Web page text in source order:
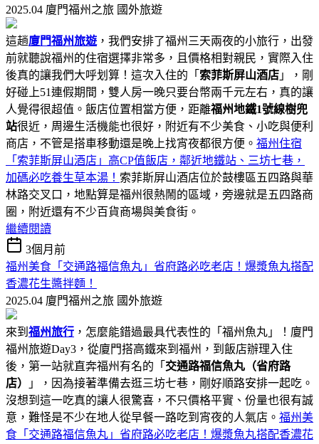
2025.04 廈門福州之旅 國外旅遊
這趟廈門福州旅遊 ，我們安排了福州三天兩夜的小旅行，出發
前就聽說福州的住宿選擇非常多，且價格相對親民，實際入住
後真的讓我們大呼划算！這次入住的「 索菲斯屏山酒店 」，剛
好碰上51連假期間，雙人房一晚只要台幣兩千元左右，真的讓
人覺得很超值。飯店位置相當方便，距離福州地鐵1號線樹兜
站很近，周邊生活機能也很好，附近有不少美食、小吃與便利
商店，不管是搭車移動還是晚上找宵夜都很方便。 福州住宿
「索菲斯屏山酒店」高CP值飯店，鄰近地鐵站、三坊七巷，
加碼必吃養生草本湯！ 索菲斯屏山酒店位於鼓樓區五四路與華
林路交叉口，地點算是福州很熱鬧的區域，旁邊就是五四路商
圈，附近還有不少百貨商場與美食街。
繼續閱讀
3個月前
福州美食「交通路福信魚丸」省府路必吃老店！爆漿魚丸搭配
香濃花生醬拌麵！
2025.04 廈門福州之旅 國外旅遊
來到 福州旅行 ，怎麼能錯過最具代表性的「福州魚丸」！廈門
福州旅遊Day3，從廈門搭高鐵來到福州，到飯店辦理入住
後，第一站就直奔福州有名的「 交通路福信魚丸（省府路
店）
」，因為接著準備去逛三坊七巷，剛好順路安排一起吃。
沒想到這一吃真的讓人很驚喜，不只價格平實、份量也很有誠
意，難怪是不少在地人從早餐一路吃到宵夜的人氣店。 福州美
食「交通路福信魚丸」省府路必吃老店！爆漿魚丸搭配香濃花